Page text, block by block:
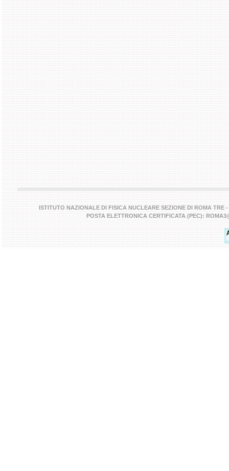
ISTITUTO NAZIONALE DI FISICA NUCLEARE SEZIONE DI ROMA TRE
POSTA ELETTRONICA CERTIFICATA (PEC):